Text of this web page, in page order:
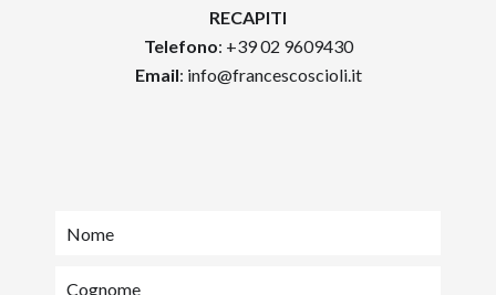
RECAPITI
Telefono: +39 02 9609430
Email: info@francescoscioli.it